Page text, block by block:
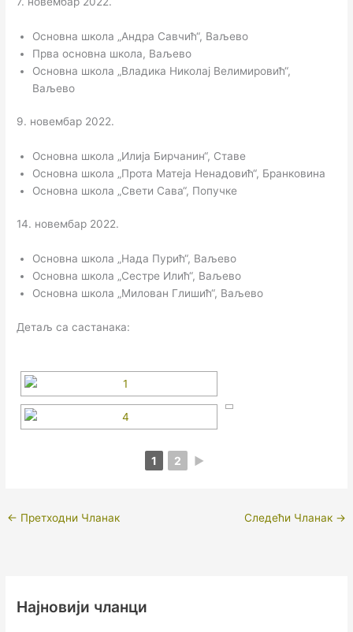
Основна школа „Андра Савчић“, Ваљево
Прва основна школа, Ваљево
Основна школа „Владика Николај Велимировић“,
Ваљево
9. новембар 2022.
Основна школа „Илија Бирчанин“, Ставе
Основна школа „Прота Матеја Ненадовић“, Бранковина
Основна школа „Свети Сава“, Попучке
14. новембар 2022.
Основна школа „Нада Пурић“, Ваљево
Основна школа „Сестре Илић“, Ваљево
Основна школа „Милован Глишић“, Ваљево
Детаљ са састанака:
1 2 ►
← Претходни Чланак Следећи Чланак →
Најновији чланци